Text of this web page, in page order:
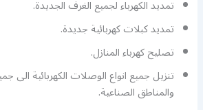
تمديد الكهرباء لجميع الغرف الجديدة.
تمديد كبلات كهربائية جديدة.
تصليح كهرباء المنازل.
تنزيل جميع انواع الوصلات الكهربائية الى
والمناطق الصناعية.